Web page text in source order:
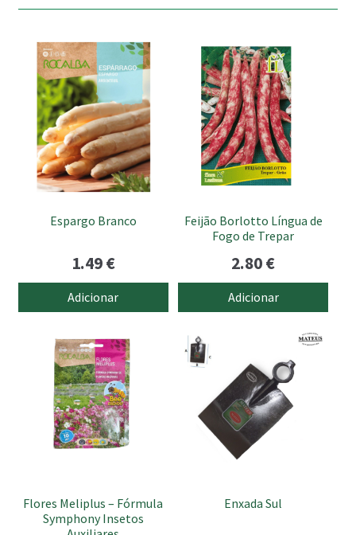
Espargo Branco
1.49€
Adicionar
Feijão Borlotto Língua de
Fogo de Trepar
2.80€
Adicionar
Flores Meliplus – Fórmula
Symphony Insetos
Enxada Sul